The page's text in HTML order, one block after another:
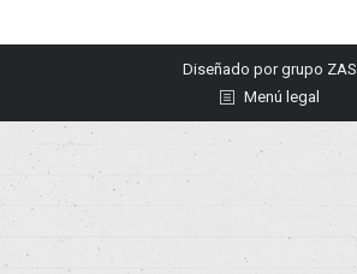
Diseñado porgrupo ZAS
Menú legal